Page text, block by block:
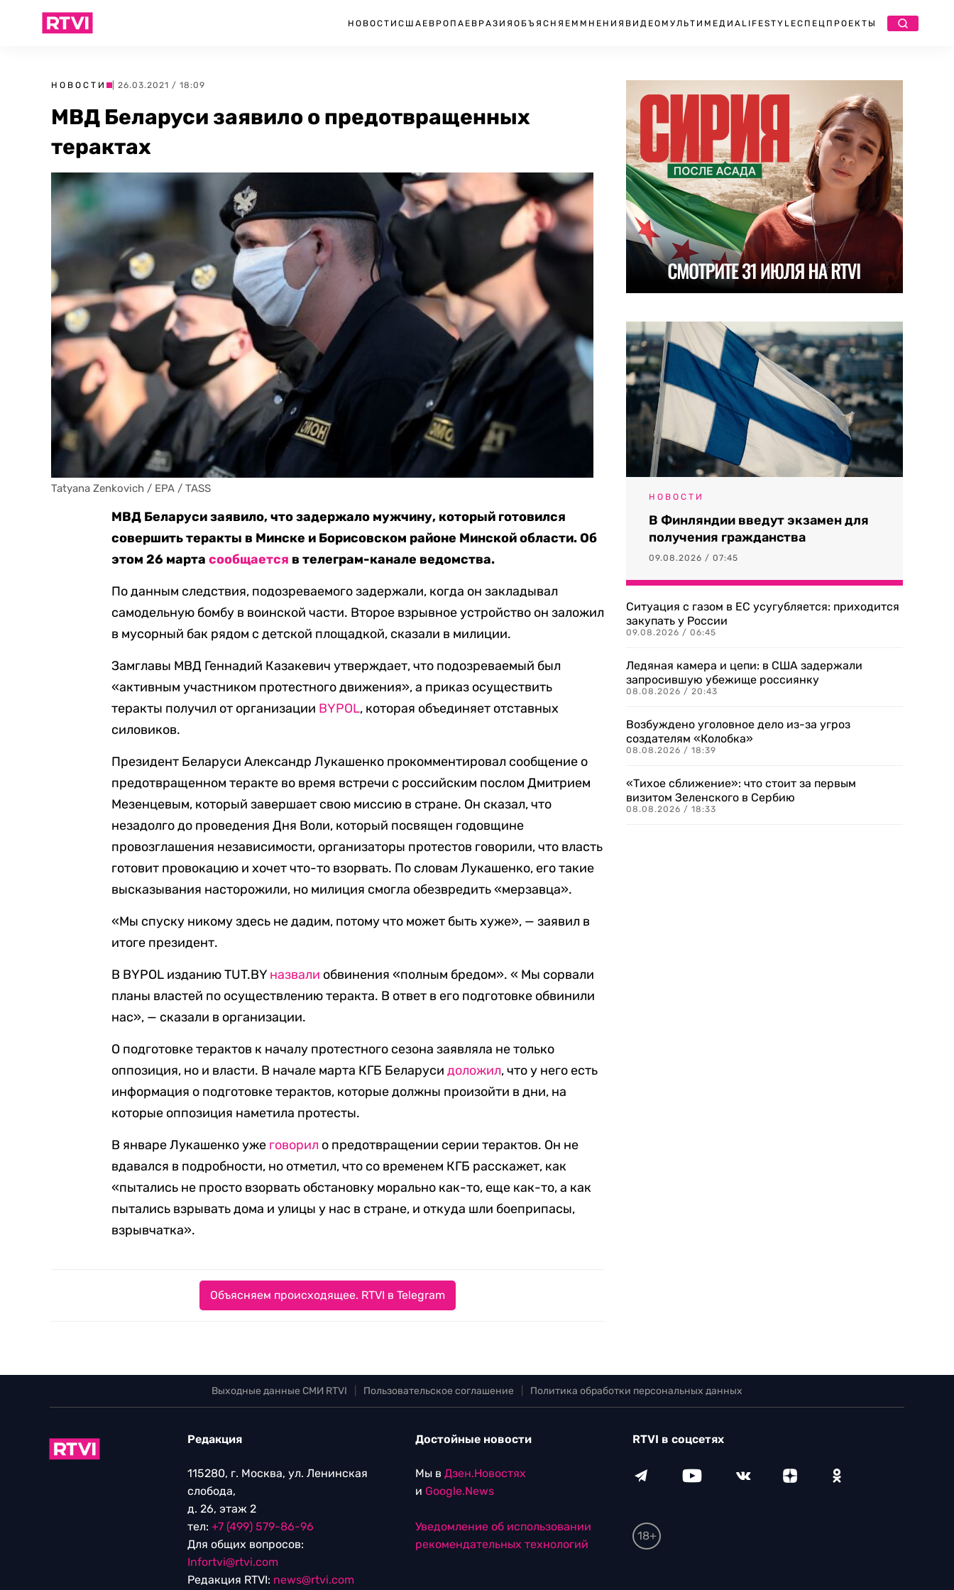
НОВОСТИ США ЕВРОПА ЕВРАЗИЯ ОБЪЯСНЯЕМ МНЕНИЯ ВИДЕО МУЛЬТИМЕДИА LIFESTYLEСПЕЦПРОЕКТЫ
НОВОСТИ | 26.03.2021 / 18:09
МВД Беларуси заявило о предотвращенных
терактах
Tatyana Zenkovich / EPA / TASS
МВД Беларуси заявило, что задержало мужчину, который готовился
совершить теракты в Минске и Борисовском районе Минской области. Об
этом 26 мартасообщается в телеграм-канале ведомства.
По данным следствия, подозреваемого задержали, когда он закладывал
самодельную бомбу в воинской части. Второе взрывное устройство он заложил
в мусорный бак рядом с детской площадкой, сказали в милиции.
Замглавы МВД Геннадий Казакевич утверждает, что подозреваемый был
«активным участником протестного движения», а приказ осуществить
теракты получил от организации BYPOL, которая объединяет отставных
силовиков.
Президент Беларуси Александр Лукашенко прокомментировал сообщение о
предотвращенном теракте во время встречи с российским послом Дмитрием
Мезенцевым, который завершает свою миссию в стране. Он сказал, что
незадолго до проведения Дня Воли, который посвящен годовщине
провозглашения независимости, организаторы протестов говорили, что власть
готовит провокацию и хочет что-то взорвать. По словам Лукашенко, его такие
высказывания насторожили, но милиция смогла обезвредить «мерзавца».
«Мы спуску никому здесь не дадим, потому что может быть хуже», — заявил в
итоге президент.
В BYPOL изданию TUT.BY назвали обвинения «полным бредом». « Мы сорвали
планы властей по осуществлению теракта. В ответ в его подготовке обвинили
нас», — сказали в организации.
О подготовке терактов к началу протестного сезона заявляла не только
оппозиция, но и власти. В начале марта КГБ Беларусидоложил, что у него есть
информация о подготовке терактов, которые должны произойти в дни, на
которые оппозиция наметила протесты.
В январе Лукашенко уже говорил о предотвращении серии терактов. Он не
вдавался в подробности, но отметил, что со временем КГБ расскажет, как
«пытались не просто взорвать обстановку морально как-то, еще как-то, а как
пытались взрывать дома и улицы у нас в стране, и откуда шли боеприпасы,
взрывчатка».
Объясняем происходящее. RTVI в Telegram
НОВОСТИ
В Финляндии введут экзамен для
получения гражданства
09.08.2026 / 07:45
Ситуация с газом в ЕС усугубляется: приходится
закупать у России
09.08.2026 / 06:45
Ледяная камера и цепи: в США задержали
запросившую убежище россиянку
08.08.2026 / 20:43
Возбуждено уголовное дело из-за угроз
создателям «Колобка»
08.08.2026 / 18:39
«Тихое сближение»: что стоит за первым
визитом Зеленского в Сербию
08.08.2026 / 18:33
Выходные данные СМИ RTVI Пользовательское соглашение Политика обработки персональных данных
Редакция
115280, г. Москва, ул. Ленинская
слобода,
д. 26, этаж 2
тел: +7 (499) 579-86-96
Для общих вопросов:
Infortvi@rtvi.com
Редакция RTVI: news@rtvi.com
Достойные новости
Мы в Дзен.Новостях
и Google.News
Уведомление об использовании
рекомендательных технологий
RTVI в соцсетях
18+